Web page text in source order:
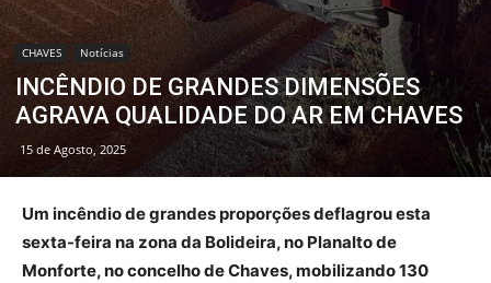
CHAVES Notícias
INCÊNDIO DE GRANDES DIMENSÕES
AGRAVA QUALIDADE DO AR EM CHAVES
15 de Agosto, 2025
Um incêndio de grandes proporções deflagrou esta
sexta-feira na zona da Bolideira, no Planalto de
Monforte, no concelho de Chaves, mobilizando 130